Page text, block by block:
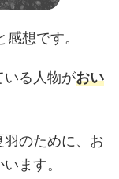
想です。
いる人物がおい
のために、お
ます。